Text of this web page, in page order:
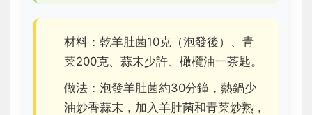
材料：乾羊肚菌10克（泡發後）、青
菜200克、蒜末少許、橄欖油一茶匙。
做法：泡發羊肚菌約30分鐘，熱鍋少
油炒香蒜末，加入羊肚菌和青菜炒熟，